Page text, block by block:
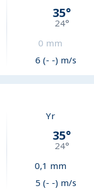
35°
24°
0 mm
6 (- -) m/s
Yr
35°
24°
0,1 mm
5 (- -) m/s